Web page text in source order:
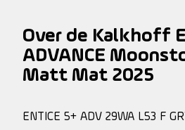
Over de Kalkhoff
ADVANCE
Matt Mat 2025
ENTICE 5+ ADV 29WA L53 F